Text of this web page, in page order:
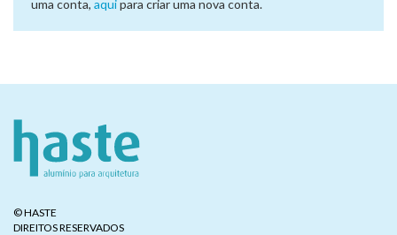
uma conta, aquipara criar uma nova conta.
© HASTE
DIREITOS RESERVADOS